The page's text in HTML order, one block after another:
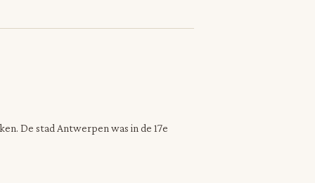
De stad Antwerpen was in de 17e